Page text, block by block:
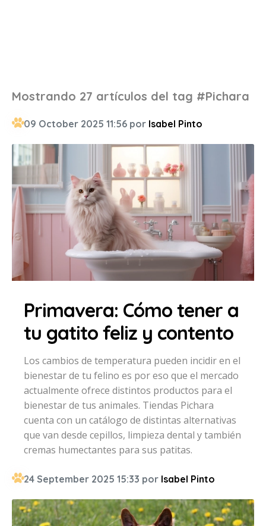
Mostrando 27 artículos del tag #Pichara
09 October 2025 11:56 por Isabel Pinto
Primavera: Cómo tener a
tu gatito feliz y contento
Los cambios de temperatura pueden incidir en el
bienestar de tu felino es por eso que el mercado
actualmente ofrece distintos productos para el
bienestar de tus animales. Tiendas Pichara
cuenta con un catálogo de distintas alternativas
que van desde cepillos, limpieza dental y también
cremas humectantes para sus patitas.
24 September 2025 15:33 por Isabel Pinto